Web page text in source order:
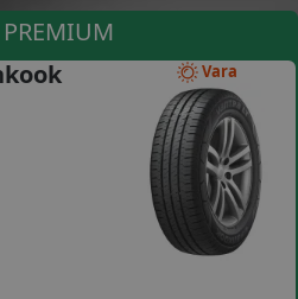
COMPANII
Vara